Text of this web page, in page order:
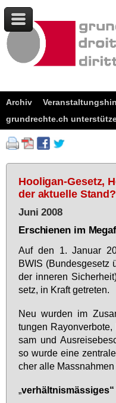
Archiv
grundrechte.ch
Hooligan-Gesetz,
der aktuelle Stand?
Juni 2008
Erschienen im
Auf den 1. Ja­nu­ar
BWIS (Bun­des­ge­setz
der in­ne­ren
setz, in Kraft ge­tre­ten.
Neu wur­den im
tun­gen
sam und
so wur­de ei­ne
cher al­le
„ver­hält­nis­mäs­si­ges“